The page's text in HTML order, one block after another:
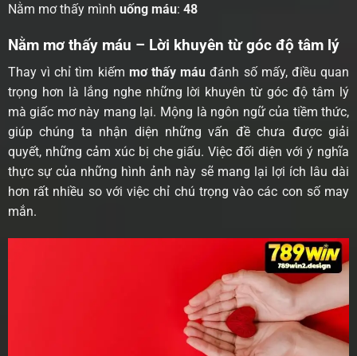
Nằm mơ thấy mình uống máu: 48
Nằm mơ thấy máu – Lời khuyên từ góc độ tâm lý
Thay vì chỉ tìm kiếm mơ thấy máu đánh số mấy, điều quan
trọng hơn là lắng nghe những lời khuyên từ góc độ tâm lý
mà giấc mơ này mang lại. Mộng là ngôn ngữ của tiềm thức,
giúp chúng ta nhận diện những vấn đề chưa được giải
quyết, những cảm xúc bị che giấu. Việc đối diện với ý nghĩa
thực sự của những hình ảnh này sẽ mang lại lợi ích lâu dài
hơn rất nhiều so với việc chỉ chú trọng vào các con số may
mắn.